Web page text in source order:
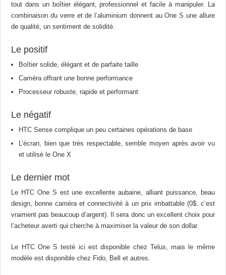
tout dans un boîtier élégant, professionnel et facile à manipuler. La
combinaison du verre et de l’aluminium donnent au One S une allure
de qualité, un sentiment de solidité.
Le positif
Boîtier solide, élégant et de parfaite taille
Caméra offrant une bonne performance
Processeur robuste, rapide et performant
Le négatif
HTC Sense complique un peu certaines opérations de base
L’écran, bien que très respectable, semble moyen après avoir vu
et utilisé le One X
Le dernier mot
Le HTC One S est une excellente aubaine, alliant puissance, beau
design, bonne caméra et connectivité à un prix imbattable (0$, c’est
vraiment pas beaucoup d’argent). Il sera donc un excellent choix pour
l’acheteur averti qui cherche à maximiser la valeur de son dollar.
Le HTC One S testé ici est disponible chez Telus, mais le même
modèle est disponible chez Fido, Bell et autres.